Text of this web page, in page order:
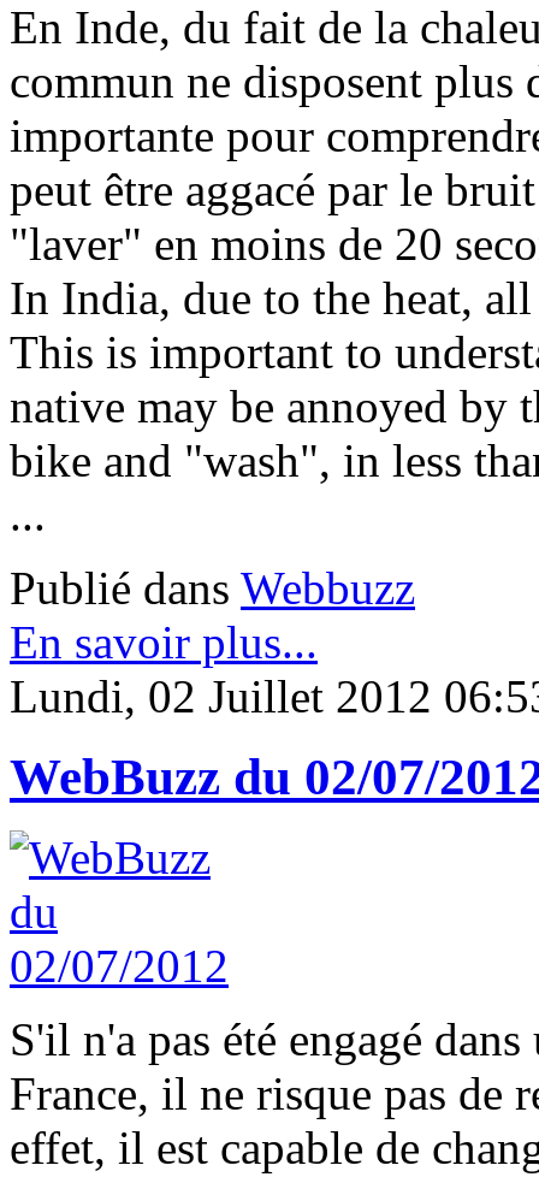
En Inde, du fait de la
commun ne disposent plus
importante pour
peut être aggacé par le
"laver" en moins de 20
In India, due to the heat,
This is important to
native may be annoyed by
bike and "wash", in less
...
Publié dans Webbuzz
En savoir plus...
Lundi, 02 Juillet 2012
WebBuzz du 02/07/
S'il n'a pas été engagé
France, il ne risque pas de
effet, il est capable de